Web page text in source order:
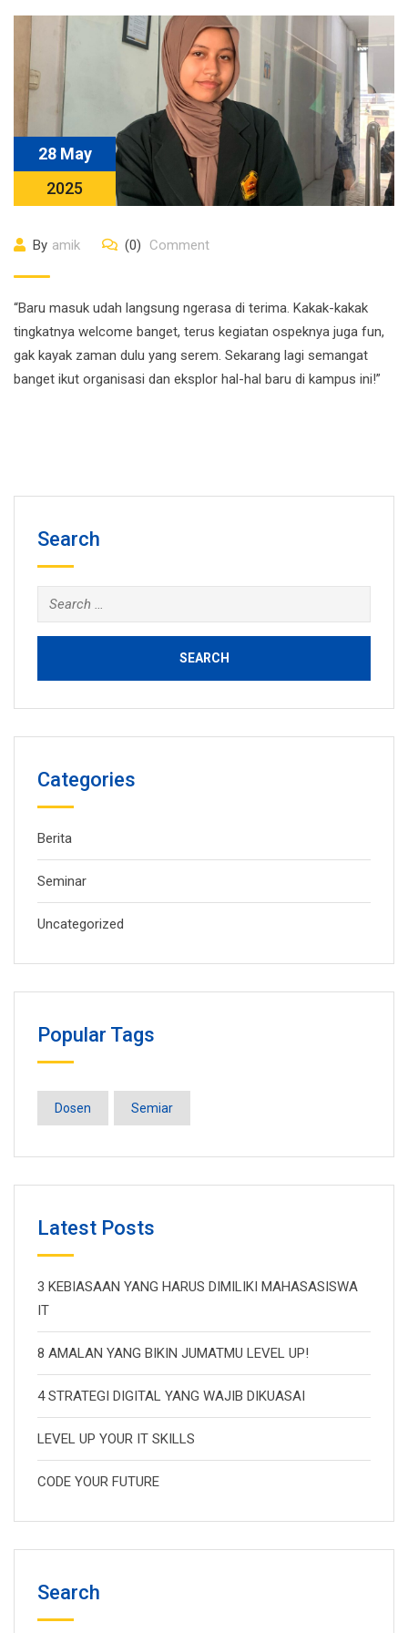
28 May
2025
By amik (0) Comment
“Baru masuk udah langsung ngerasa di terima. Kakak-kakak
tingkatnya welcome banget, terus kegiatan ospeknya juga fun,
gak kayak zaman dulu yang serem. Sekarang lagi semangat
banget ikut organisasi dan eksplor hal-hal baru di kampus ini!”
Search
Search
for:
Categories
Berita
Seminar
Uncategorized
Popular Tags
Dosen Semiar
Latest Posts
3 KEBIASAAN YANG HARUS DIMILIKI MAHASASISWA
IT
8 AMALAN YANG BIKIN JUMATMU LEVEL UP!
4 STRATEGI DIGITAL YANG WAJIB DIKUASAI
LEVEL UP YOUR IT SKILLS
CODE YOUR FUTURE
Search